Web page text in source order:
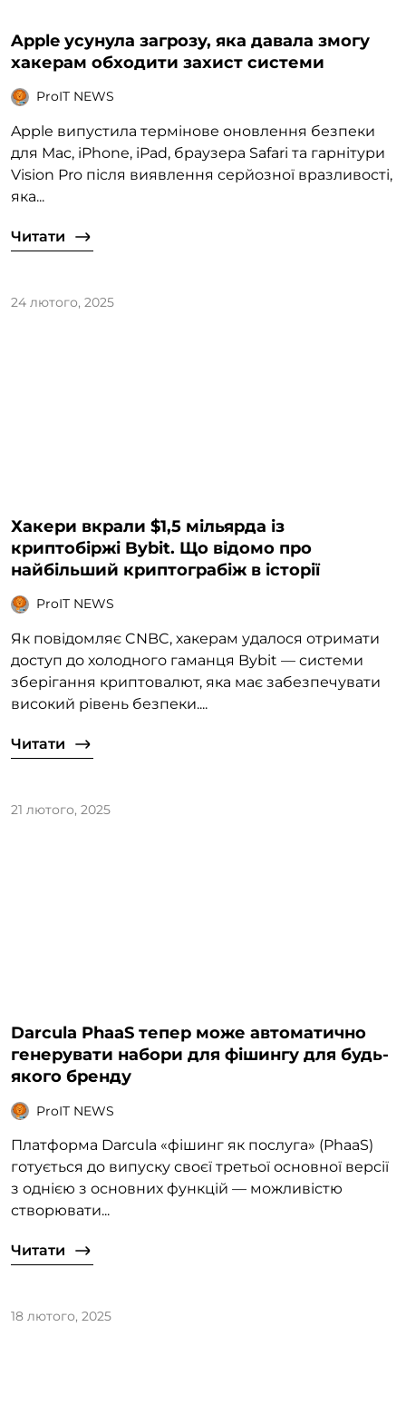
Apple усунула загрозу, яка давала змогу
хакерам обходити захист системи
ProIT NEWS
Apple випустила термінове оновлення безпеки
для Mac, iPhone, iPad, браузера Safari та гарнітури
Vision Pro після виявлення серйозної вразливості,
яка...
Читати
24 лютого, 2025
Хакери вкрали $1,5 мільярда із
криптобіржі Bybit. Що відомо про
найбільший криптограбіж в історії
ProIT NEWS
Як повідомляє CNBC, хакерам удалося отримати
доступ до холодного гаманця Bybit — системи
зберігання криптовалют, яка має забезпечувати
високий рівень безпеки....
Читати
21 лютого, 2025
Darcula PhaaS тепер може автоматично
генерувати набори для фішингу для будь-
якого бренду
ProIT NEWS
Платформа Darcula «фішинг як послуга» (PhaaS)
готується до випуску своєї третьої основної версії
з однією з основних функцій — можливістю
створювати...
Читати
18 лютого, 2025